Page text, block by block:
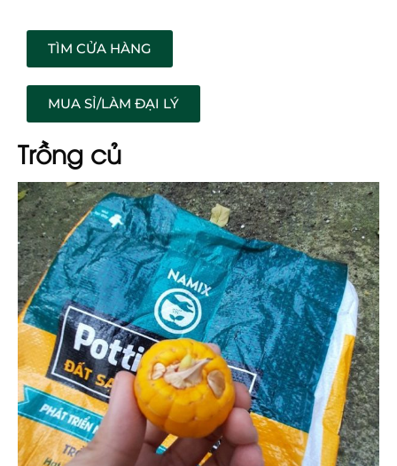
TÌM CỬA HÀNG
MUA SỈ/LÀM ĐẠI LÝ
Trồng củ